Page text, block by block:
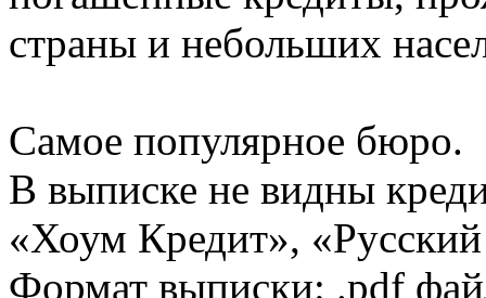
страны и небольших
Самое популярное бюро.
В выписке не видны
«Хоум Кредит»,
Формат выписки: .pdf